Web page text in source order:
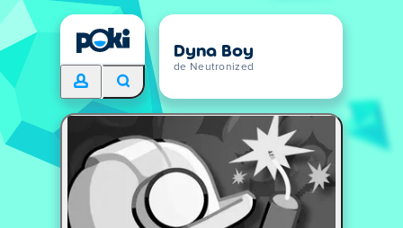
Dyna Boy
de Neutronized